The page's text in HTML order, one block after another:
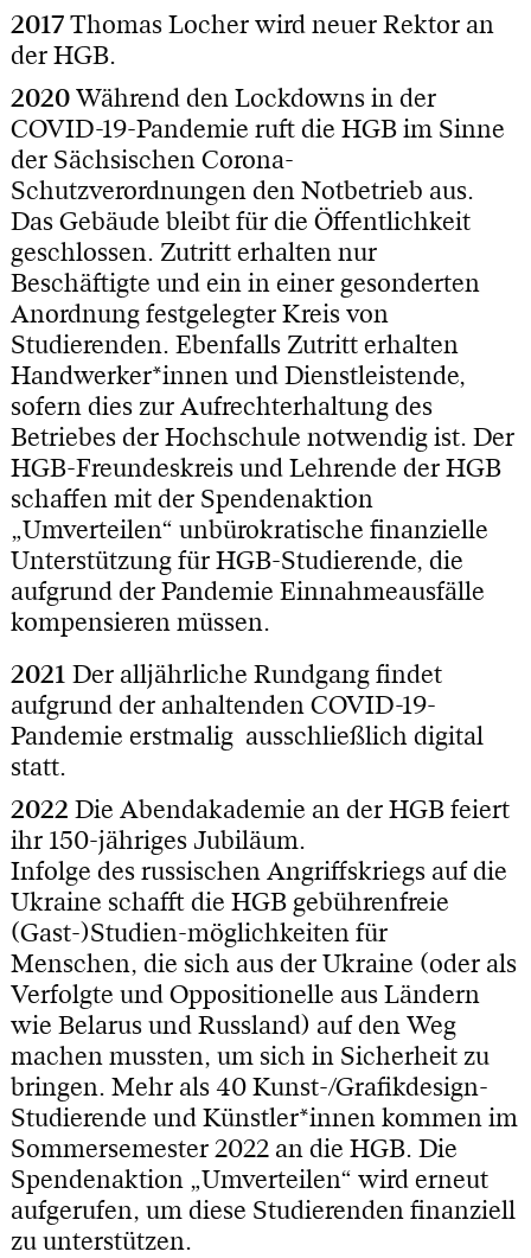
2017Thomas Locher wird neuer Rektor an
der HGB.
2020Während den Lockdowns in der
COVID-19-Pandemie ruft die HGB im Sinne
der Sächsischen Corona-
Schutzverordnungen den Notbetrieb aus.
Das Gebäude bleibt für die Öffentlichkeit
geschlossen. Zutritt erhalten nur
Beschäftigte und ein in einer gesonderten
Anordnung festgelegter Kreis von
Studierenden. Ebenfalls Zutritt erhalten
Handwerker*innen und Dienstleistende,
sofern dies zur Aufrechterhaltung des
Betriebes der Hochschule notwendig ist. Der
HGB-Freundeskreis und Lehrende der HGB
schaffen mit der Spendenaktion
„Umverteilen“ unbürokratische finanzielle
Unterstützung für HGB-Studierende, die
aufgrund der Pandemie Einnahmeausfälle
kompensieren müssen.
2021 Der alljährliche Rundgang findet
aufgrund der anhaltenden COVID-19-
Pandemie erstmalig ausschließlich digital
statt.
2022 Die Abendakademie an der HGB feiert
ihr 150-jähriges Jubiläum.
Infolge des russischen Angriffskriegs auf die
Ukraine schafft die HGB gebührenfreie
(Gast-)Studien-möglichkeiten für
Menschen, die sich aus der Ukraine (oder als
Verfolgte und Oppositionelle aus Ländern
wie Belarus und Russland) auf den Weg
machen mussten, um sich in Sicherheit zu
bringen. Mehr als 40 Kunst-/Grafikdesign-
Studierende und Künstler*innen kommen im
Sommersemester 2022 an die HGB. Die
Spendenaktion „Umverteilen“ wird erneut
aufgerufen, um diese Studierenden finanziell
zu unterstützen.